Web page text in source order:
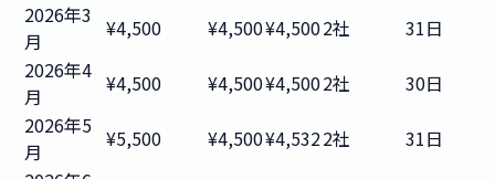
2026年3
月
¥4,500 ¥4,500¥4,5002社
31日
2026年4
月
¥4,500 ¥4,500¥4,5002社
30日
2026年5
月
¥5,500 ¥4,500¥4,5322社
31日